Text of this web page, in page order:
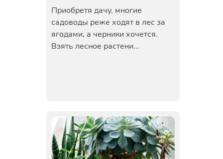
Приобретя дачу, многие
садоводы реже ходят в лес за
ягодами, а черники хочется.
Взять лесное растени...